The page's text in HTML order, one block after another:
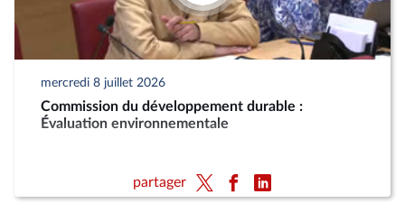
mercredi 8 juillet 2026
Commission du développement durable :
Évaluation environnementale
partager